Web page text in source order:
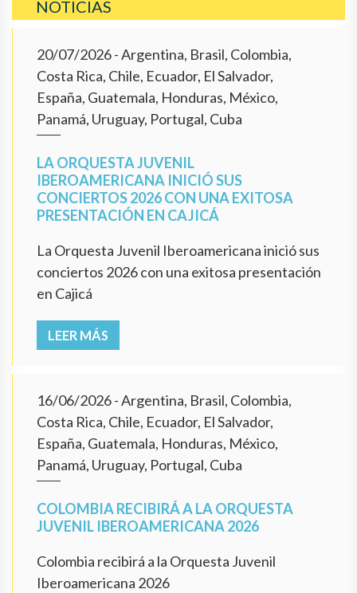
NOTICIAS
20/07/2026- Argentina, Brasil, Colombia,
Costa Rica, Chile, Ecuador, El Salvador,
España, Guatemala, Honduras, México,
Panamá, Uruguay, Portugal, Cuba
LA ORQUESTA JUVENIL
IBEROAMERICANA INICIÓ SUS
CONCIERTOS 2026 CON UNA EXITOSA
PRESENTACIÓN EN CAJICÁ
La Orquesta Juvenil Iberoamericana inició sus
conciertos 2026 con una exitosa presentación
en Cajicá
LEER MÁS
16/06/2026- Argentina, Brasil, Colombia,
Costa Rica, Chile, Ecuador, El Salvador,
España, Guatemala, Honduras, México,
Panamá, Uruguay, Portugal, Cuba
COLOMBIA RECIBIRÁ A LA ORQUESTA
JUVENIL IBEROAMERICANA 2026
Colombia recibirá a la Orquesta Juvenil
Iberoamericana 2026